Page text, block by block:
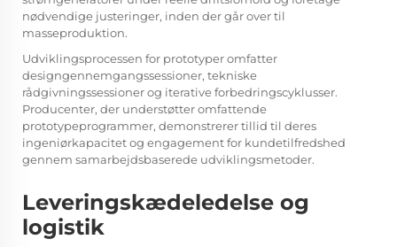
nødvendige justeringer, inden der går over til
masseproduktion.
Udviklingsprocessen for prototyper omfatter
designgennemgangssessioner, tekniske
rådgivningssessioner og iterative forbedringscyklusser.
Producenter, der understøtter omfattende
prototypeprogrammer, demonstrerer tillid til deres
ingeniørkapacitet og engagement for kundetilfredshed
gennem samarbejdsbaserede udviklingsmetoder.
Leveringskædeledelse og
logistik